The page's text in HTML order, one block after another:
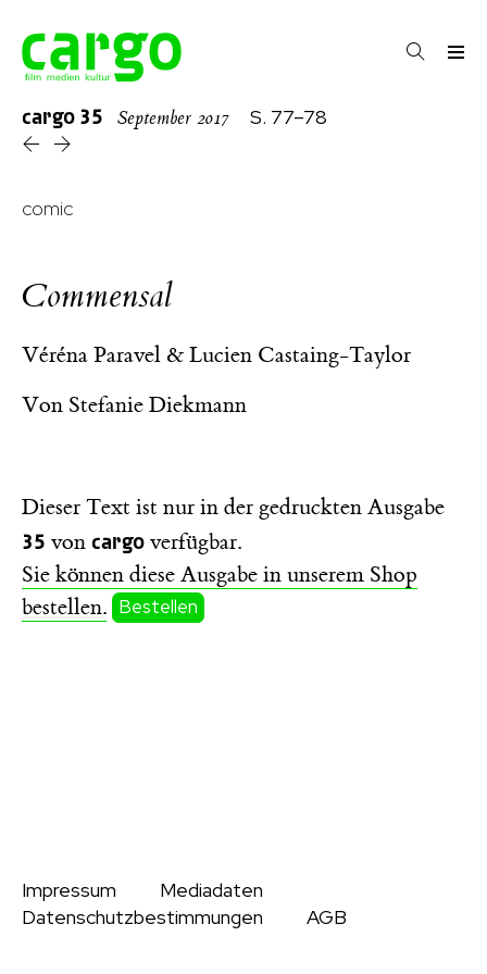
cargo 35 September 2017 S. 77–78
comic
Commensal
Véréna Paravel & Lucien Castaing-Taylor
Von Stefanie Diekmann
Dieser Text ist nur in der gedruckten Ausgabe
35 von cargo verfügbar.
Sie können diese Ausgabe in unserem Shop
bestellen. Bestellen
Impressum
Mediadaten
Datenschutzbestimmungen
AGB